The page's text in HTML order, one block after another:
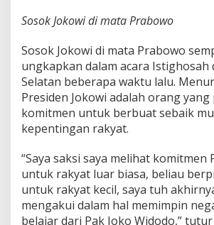
Sosok Jokowi di mata Prabowo
Sosok Jokowi di mata Prabowo
ungkapkan dalam acara Istighosah
Selatan beberapa waktu lalu.
Presiden Jokowi adalah orang yang
komitmen untuk berbuat sebaik
kepentingan rakyat.
“Saya saksi saya melihat komitmen
untuk rakyat luar biasa, beliau
untuk rakyat kecil, saya tuh
mengakui dalam hal memimpin
belajar dari Pak Joko Widodo,”